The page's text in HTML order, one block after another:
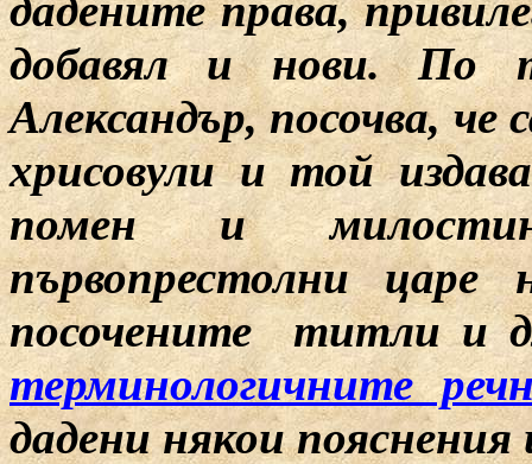
добавял и нови. По
Александър, посочва,
хрисовули и той
помен и
първопрестолни царе
посочените титли и
терминологичните
дадени някои